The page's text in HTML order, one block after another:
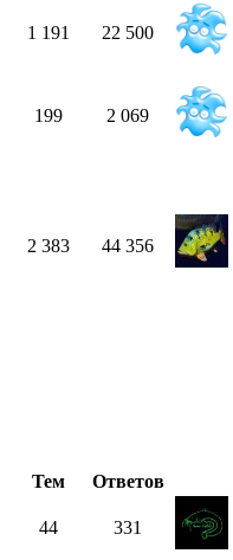
1 191 22 500
199 2 069
2 383 44 356
Тем Ответов
44 331